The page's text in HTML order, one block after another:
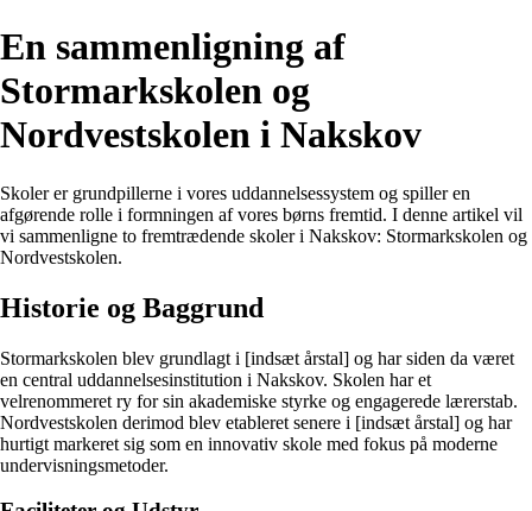
En sammenligning af
Stormarkskolen og
Nordvestskolen i Nakskov
Skoler er grundpillerne i vores uddannelsessystem og spiller en
afgørende rolle i formningen af vores børns fremtid. I denne artikel vil
vi sammenligne to fremtrædende skoler i Nakskov: Stormarkskolen og
Nordvestskolen.
Historie og Baggrund
Stormarkskolen blev grundlagt i [indsæt årstal] og har siden da været
en central uddannelsesinstitution i Nakskov. Skolen har et
velrenommeret ry for sin akademiske styrke og engagerede lærerstab.
Nordvestskolen derimod blev etableret senere i [indsæt årstal] og har
hurtigt markeret sig som en innovativ skole med fokus på moderne
undervisningsmetoder.